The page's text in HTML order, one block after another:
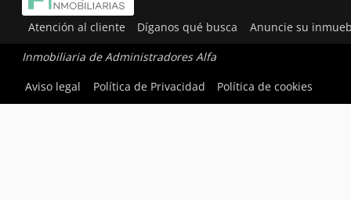
Atención al cliente Díganos qué busca Anuncie su
Inmobiliaria de Administradores Alfa
Aviso legal
Política de Privacidad Política de cookies